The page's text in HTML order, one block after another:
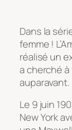
Dans la
femme !
réalisé un
a cherché à
auparavant.
Le 9 juin
New York